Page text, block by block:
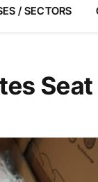
/ SECTORS
Seat